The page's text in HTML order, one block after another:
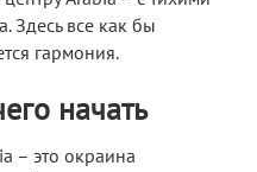
Здесь все как бы
гармония.
начать
– это окраина